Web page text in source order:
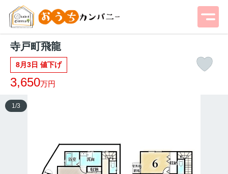
寺戸町飛龍
8月3日 値下げ
3,650万円
1 /3